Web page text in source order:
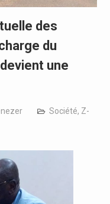
des
du
une
Société, Z-